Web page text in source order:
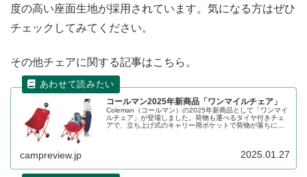
度の高い座面生地が採用されています。気になる方はぜひ
チェックしてみてください。
その他チェアに関する記事はこちら。
コールマン2025年新商品「ワンマイルチェア」
Coleman（コールマン）の2025年新商品として「ワンマイ
ルチェア」が登場しました。荷物も運べるタイヤ付きチェ
アで、立ち上げ式のキャリー用ポケットで荷物が落ちにく
campreview.jp 2025.01.27